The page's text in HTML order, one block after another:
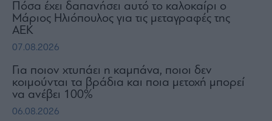
Πόσα έχει δαπανήσει αυτό το καλοκαίρι ο
Μάριος Ηλιόπουλος για τις μεταγραφές της
ΑΕΚ
07.08.2026
Για ποιον χτυπάει η καμπάνα, ποιοι δεν
κοιμούνται τα βράδια και ποια μετοχή μπορεί
να ανέβει 100%
06.08.2026